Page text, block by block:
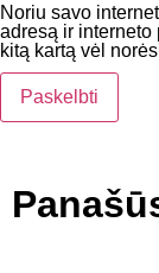
Noriu savo
adresą ir
kitą kartą vėl